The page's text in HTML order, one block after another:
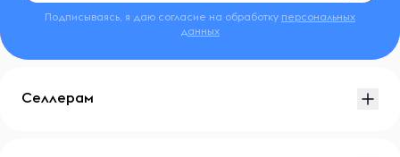
Подписываясь, я даю согласие на обработку персональных
данных
Селлерам